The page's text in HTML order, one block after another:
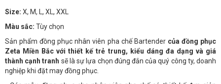
Size: X, M, L, XL, XXL
Màu sắc: Tùy chọn
Sản phẩm đồng phục nhân viên pha chế Bartendercủa đồng phục
Zeta Miền Bắc với thiết kế trẻ trung, kiểu dáng đa dạng và giá
thành cạnh tranh sẽ là sự lựa chọn đúng đắn của quý công ty, doanh
nghiệp khi đặt may đồng phục.